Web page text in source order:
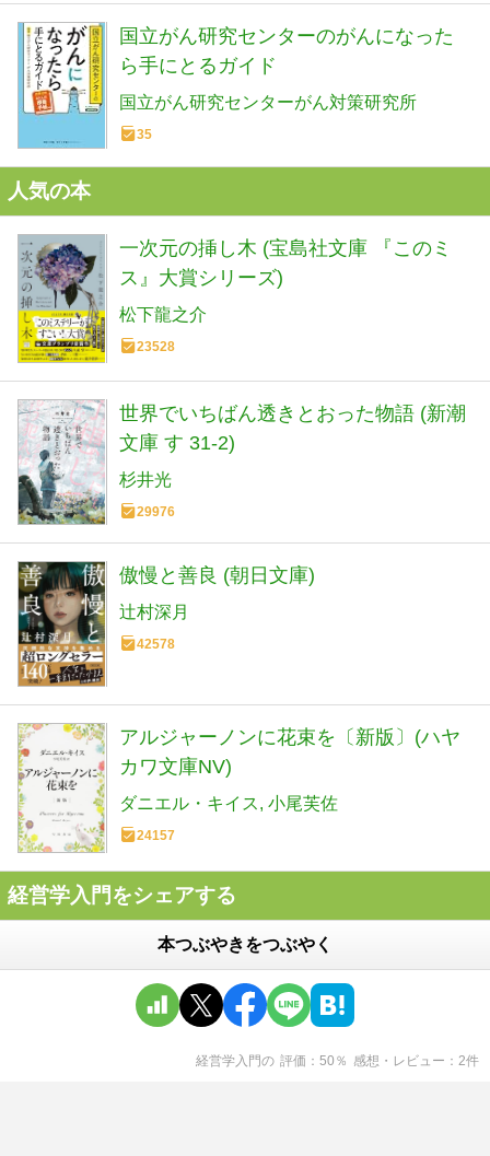
国立がん研究センターのがんになった
ら手にとるガイド
国立がん研究センターがん対策研究所
35
人気の本
一次元の挿し木 (宝島社文庫 『このミ
ス』大賞シリーズ)
松下龍之介
23528
世界でいちばん透きとおった物語 (新潮
文庫 す 31-2)
杉井光
29976
傲慢と善良 (朝日文庫)
辻村深月
42578
アルジャーノンに花束を〔新版〕(ハヤ
カワ文庫NV)
ダニエル・キイス 小尾芙佐
24157
経営学入門をシェアする
本つぶやきをつぶやく
経営学入門の 評価 50 ％ 感想・レビュー 2件